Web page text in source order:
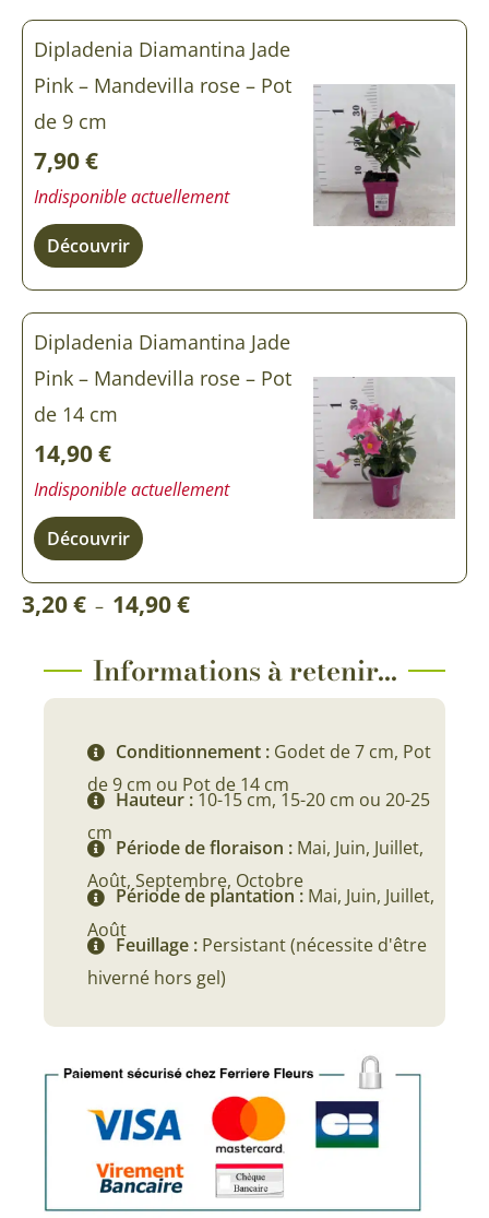
Dipladenia Diamantina Jade
Pink – Mandevilla rose – Pot
de 9 cm
7,90€
Indisponible actuellement
Découvrir
Dipladenia Diamantina Jade
Pink – Mandevilla rose – Pot
de 14 cm
14,90€
Indisponible actuellement
Découvrir
3,20€ – 14,90€Plage
prix :
3,20 €
14,90 €
Informations à retenir...
Conditionnement : Godet de 7 cm, Pot
de 9 cm ou Pot de 14 cm
Hauteur : 10-15 cm, 15-20 cm ou 20-25
cm
Période de floraison : Mai, Juin, Juillet,
Août, Septembre, Octobre
Période de plantation : Mai, Juin, Juillet,
Août
Feuillage : Persistant (nécessite d'être
hiverné hors gel)